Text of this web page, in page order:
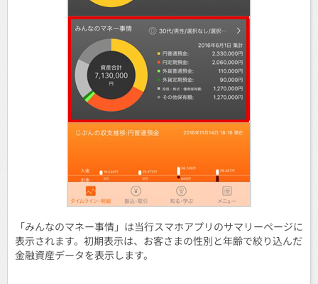
「みんなのマネー事情」は当行スマホアプリのサマリーページに
表示されます。初期表示は、お客さまの性別と年齢で絞り込んだ
金融資産データを表示します。